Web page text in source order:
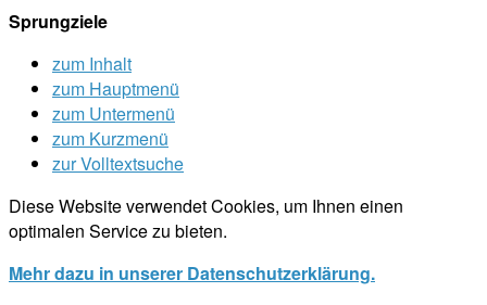
Sprungziele
zum Inhalt
zum Hauptmenü
zum Untermenü
zum Kurzmenü
zur Volltextsuche
Diese Website verwendet Cookies, um Ihnen einen
optimalen Service zu bieten.
Mehr dazu in unserer Datenschutzerklärung.